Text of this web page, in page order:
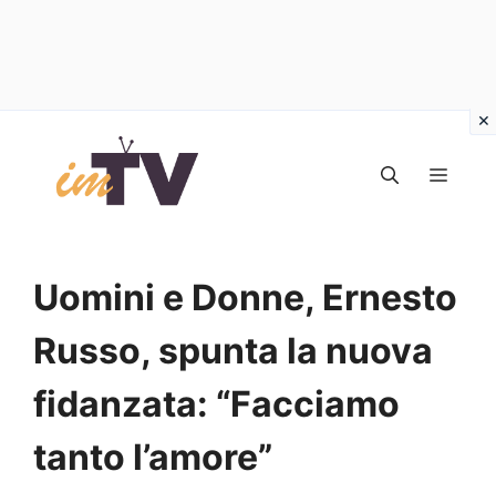
contenuto
Uomini e Donne, Ernesto
Russo, spunta la nuova
fidanzata: “Facciamo
tanto l’amore”